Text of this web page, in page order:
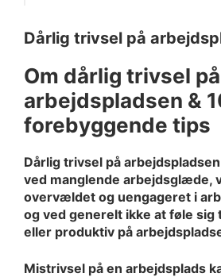
Dårlig trivsel på
Om dårlig trivsel på
arbejdspladsen &
forebyggende tips
Dårlig trivsel på
ved manglende arbejdsglæde,
overvældet og uengageret i
og ved generelt ikke at føle
eller produktiv på
Mistrivsel på en arbejdsplads